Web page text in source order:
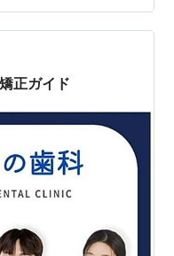
多く愛されていま
のメリットは審美性
、着心地…
正ガイド